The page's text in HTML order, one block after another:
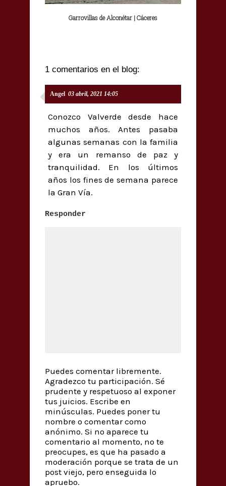
Garrovillas de Alconétar | Cáceres
1 comentarios en el blog:
Angel 03 abril, 2021 14:05
Conozco Valverde desde hace
muchos años. Antes pasaba
algunas semanas con la familia
y era un remanso de paz y
tranquilidad. En los últimos
años los fines de semana parece
la Gran Vía.
Responder
Puedes comentar libremente.
Agradezco tu participación. Sé
prudente y respetuoso al exponer
tus juicios. Escribe en
minúsculas. Puedes poner tu
nombre o comentar como
anónimo. Si no aparece tu
comentario al momento, no te
preocupes, es que ha pasado a
moderación porque se trata de un
post viejo, pero enseguida lo
apruebo.